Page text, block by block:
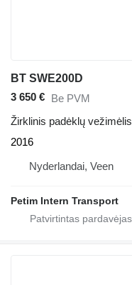
BT SWE200D
3 650 € Be PVM
Žirklinis padėklų vežimėlis
2016
Nyderlandai, Veen
Petim Intern Transport